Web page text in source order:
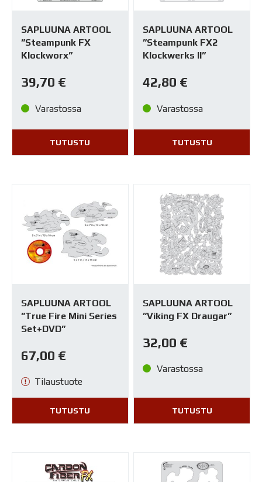
SAPLUUNA ARTOOL
”Steampunk FX
Klockworx”
39,70 €
Varastossa
TUTUSTU
SAPLUUNA ARTOOL
”Steampunk FX2
Klockwerks II”
42,80 €
Varastossa
TUTUSTU
SAPLUUNA ARTOOL
”True Fire Mini Series
Set+DVD”
67,00 €
Tilaustuote
TUTUSTU
SAPLUUNA ARTOOL
”Viking FX Draugar”
32,00 €
Varastossa
TUTUSTU